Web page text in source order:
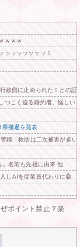
ｗｗｗ
ッッッッッッッ！
政側に止められた！との
つこく迫る婚約者。怪し
県撤退を発表
鐘「救助は二次被害が多い
」名前も先祖に由来 他
しAIを従業員代わりに🤖
ポイント禁止？楽